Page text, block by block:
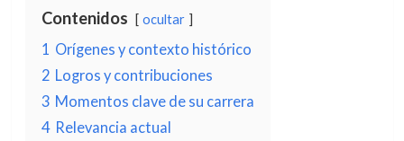
Contenidos ocultar
1 Orígenes y contexto histórico
2 Logros y contribuciones
3 Momentos clave de su carrera
4 Relevancia actual